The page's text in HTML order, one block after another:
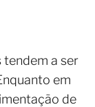
tendem a ser
em
de